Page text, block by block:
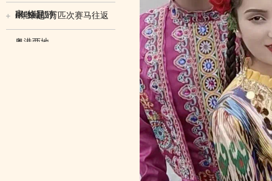
家“格局”有
用收藏版）
6年来超3万匹次赛马往返
粤港两地